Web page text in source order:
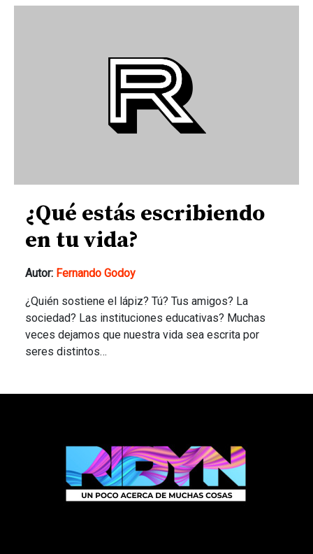
¿Qué estás escribiendo
en tu vida?
Autor: Fernando Godoy
¿Quién sostiene el lápiz? Tú? Tus amigos? La
sociedad? Las instituciones educativas? Muchas
veces dejamos que nuestra vida sea escrita por
seres distintos…